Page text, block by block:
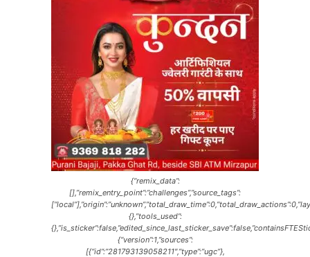
{“remix_data”:
[],”remix_entry_point”:”challenges”,”source_tags”:
{},”tools_used”:
{“version”:1,”sources”:
[{“id”:”281793139058211″,”type”:”ugc”},